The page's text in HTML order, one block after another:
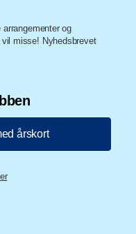
og
misse! Nyhedsbrevet
årskort